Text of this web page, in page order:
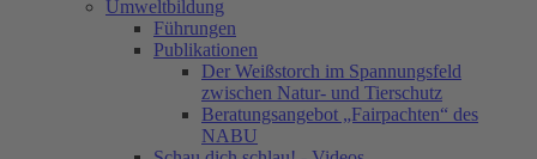
Umweltbildung
Führungen
Publikationen
Der Weißstorch im Spannungsfeld
zwischen Natur- und Tierschutz
Beratungsangebot „Fairpachten“ des
NABU